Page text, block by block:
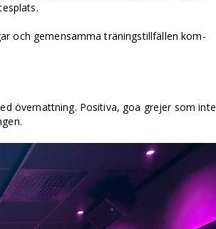
och gemensamma träningstillfällen kom­­
övernattning. Positiva, goa grejer som inte